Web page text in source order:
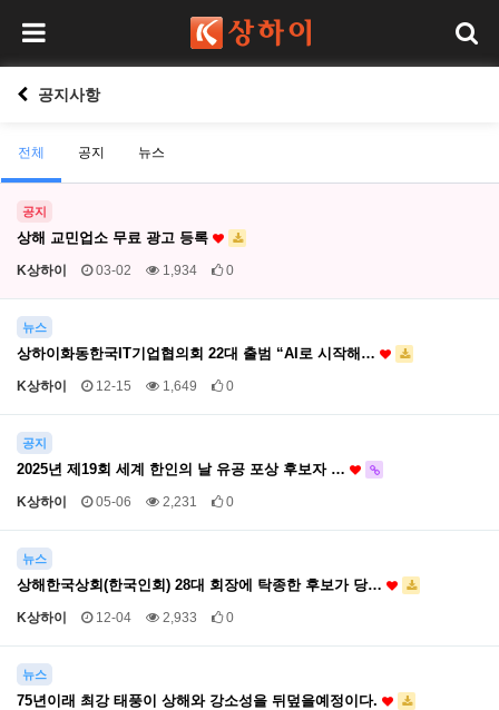
공지사항
전체 공지 뉴스
공지
상해 교민업소 무료 광고 등록
K상하이 03-02 1,934 0
뉴스
상하이화동한국IT기업협의회 22대 출범 “AI로 시작해…
K상하이 12-15 1,649 0
공지
2025년 제19회 세계 한인의 날 유공 포상 후보자 …
K상하이 05-06 2,231 0
뉴스
상해한국상회(한국인회) 28대 회장에 탁종한 후보가 당…
K상하이 12-04 2,933 0
뉴스
75년이래 최강 태풍이 상해와 강소성을 뒤덮을예정이다.